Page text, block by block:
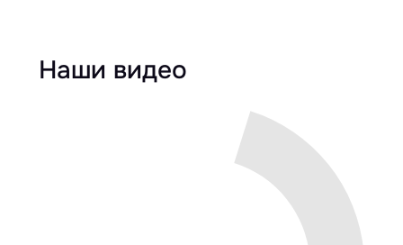
Наши видео